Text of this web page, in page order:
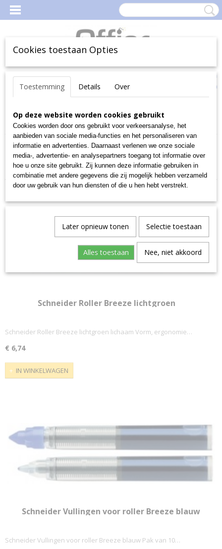
Inloggen Registreren
Uw Winkelwagen
(0)
Home >Kantoorartikelen>Schrijfwaren en correctie
Rollerpennen>Schneider
Sorteer op:
Schneider Roller Breeze lichtgroen
Schneider Roller Breeze lichtgroen lichaam Vorm, ergonomie…
€ 6,74
IN WINKELWAGEN
Schneider Vullingen voor roller Breeze blauw
Schneider Vullingen voor roller Breeze blauw Pak van 10…
Cookies toestaan Opties
Toestemming Details Over
Op deze website worden cookies gebruikt
Cookies worden door ons gebruikt voor verkeersanalyse, het
aanbieden van sociale media-functies en het personaliseren van
informatie en advertenties. Daarnaast verlenen we onze sociale
media-, advertentie- en analysepartners toegang tot informatie over
hoe u onze site gebruikt. Zij kunnen deze informatie gebruiken in
combinatie met andere gegevens die zij mogelijk hebben verzameld
door uw gebruik van hun diensten of die u hen hebt verstrekt.
Later opnieuw tonen Selectie toestaan
Alles toestaan Nee, niet akkoord